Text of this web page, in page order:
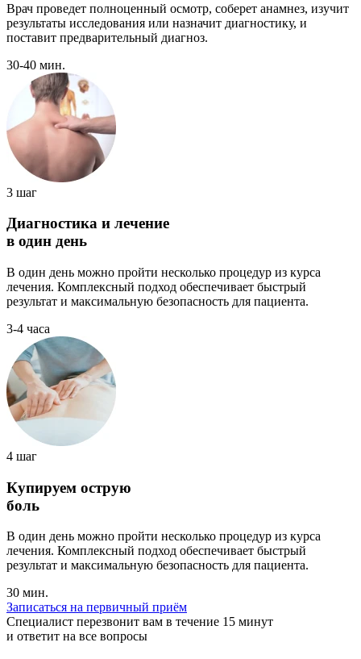
Врач проведет полноценный осмотр, соберет анамнез, изучит
результаты исследования или назначит диагностику, и
поставит предварительный диагноз.
30-40 мин.
3 шаг
Диагностика и лечение
в один день
В один день можно пройти несколько процедур из курса
лечения. Комплексный подход обеспечивает быстрый
результат и максимальную безопасность для пациента.
3-4 часа
4 шаг
Купируем острую
боль
В один день можно пройти несколько процедур из курса
лечения. Комплексный подход обеспечивает быстрый
результат и максимальную безопасность для пациента.
30 мин.
Записаться на первичный приём
Специалист перезвонит вам в течение 15 минут
и ответит на все вопросы